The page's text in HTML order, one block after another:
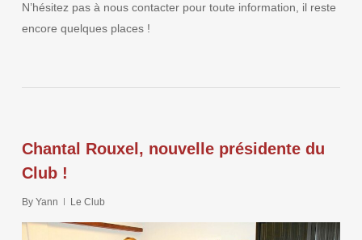
N’hésitez pas à nous contacter pour toute information, il reste
encore quelques places !
Chantal Rouxel, nouvelle présidente du
Club !
By Yann Le Club